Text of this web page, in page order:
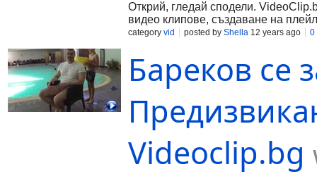
Открий, гледай сподели.
видео клипове, създаване на
category vid posted by Shella 12 years ago 0
Бареков се
Videoclip.bg